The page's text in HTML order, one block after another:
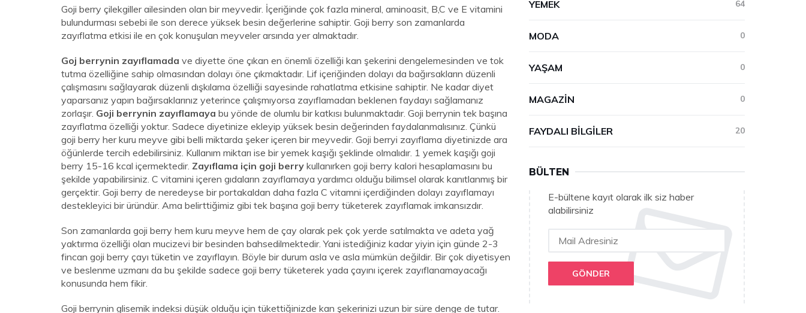
Goji berry çilekgiller ailesinden olan bir meyvedir. İçeriğinde çok fazla mineral, aminoasit, B,C ve E vitamini
bulundurması sebebi ile son derece yüksek besin değerlerine sahiptir. Goji berry son zamanlarda
zayıflatma etkisi ile en çok konuşulan meyveler arsında yer almaktadır.
Goj berrynin zayıflamada ve diyette öne çıkan en önemli özelliği kan şekerini dengelemesinden ve tok
tutma özelliğine sahip olmasından dolayı öne çıkmaktadır. Lif içeriğinden dolayı da bağırsakların düzenli
çalışmasını sağlayarak düzenli dışkılama özelliği sayesinde rahatlatma etkisine sahiptir. Ne kadar diyet
yaparsanız yapın bağırsaklarınız yeterince çalışmıyorsa zayıflamadan beklenen faydayı sağlamanız
zorlaşır. Goji berrynin zayıflamaya bu yönde de olumlu bir katkısı bulunmaktadır. Goji berrynin tek başına
zayıflatma özelliği yoktur. Sadece diyetinize ekleyip yüksek besin değerinden faydalanmalısınız. Çünkü
goji berry her kuru meyve gibi belli miktarda şeker içeren bir meyvedir. Goji berryi zayıflama diyetinizde ara
öğünlerde tercih edebilirsiniz. Kullanım miktarı ise bir yemek kaşığı şeklinde olmalıdır. 1 yemek kaşığı goji
berry 15-16 kcal içermektedir. Zayıflama için goji berry kullanırken goji berry kalori hesaplamasını bu
şekilde yapabilirsiniz. C vitamini içeren gıdaların zayıflamaya yardımcı olduğu bilimsel olarak kanıtlanmış bir
gerçektir. Goji berry de neredeyse bir portakaldan daha fazla C vitamni içerdiğinden dolayı zayıflamayı
destekleyici bir üründür. Ama belirttiğimiz gibi tek başına goji berry tüketerek zayıflamak imkansızdır.
Son zamanlarda goji berry hem kuru meyve hem de çay olarak pek çok yerde satılmakta ve adeta yağ
yaktırma özelliği olan mucizevi bir besinden bahsedilmektedir. Yani istediğiniz kadar yiyin için günde 2-3
fincan goji berry çayı tüketin ve zayıflayın. Böyle bir durum asla ve asla mümkün değildir. Bir çok diyetisyen
ve beslenme uzmanı da bu şekilde sadece goji berry tüketerek yada çayını içerek zayıflanamayacağı
konusunda hem fikir.
Goji berrynin glisemik indeksi düşük olduğu için tükettiğinizde kan şekerinizi uzun bir süre denge de tutar.
YEMEK 64
MODA 0
YAŞAM 0
MAGAZIN 0
FAYDALI BILGILER 20
BÜLTEN
E-bültene kayıt olarak ilk siz haber
alabilirsiniz
GÖNDER